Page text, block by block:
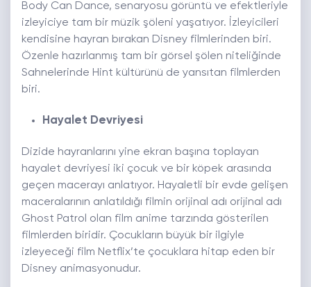
Body Can Dance, senaryosu görüntü ve efektleriyle
izleyiciye tam bir müzik şöleni yaşatıyor. İzleyicileri
kendisine hayran bırakan Disney filmlerinden biri.
Özenle hazırlanmış tam bir görsel şölen niteliğinde
Sahnelerinde Hint kültürünü de yansıtan filmlerden
biri.
Hayalet Devriyesi
Dizide hayranlarını yine ekran başına toplayan
hayalet devriyesi iki çocuk ve bir köpek arasında
geçen macerayı anlatıyor. Hayaletli bir evde gelişen
maceralarının anlatıldığı filmin orijinal adı orijinal adı
Ghost Patrol olan film anime tarzında gösterilen
filmlerden biridir. Çocukların büyük bir ilgiyle
izleyeceği film Netflix’te çocuklara hitap eden bir
Disney animasyonudur.